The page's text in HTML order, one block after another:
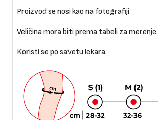
Proizvod se nosi kao na fotografiji.
Veličina mora biti prema tabeli za merenje.
Koristi se po savetu lekara.